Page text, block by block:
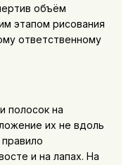
объём
этапом рисования
ответственному
полосок на
их не вдоль
и на лапах. На